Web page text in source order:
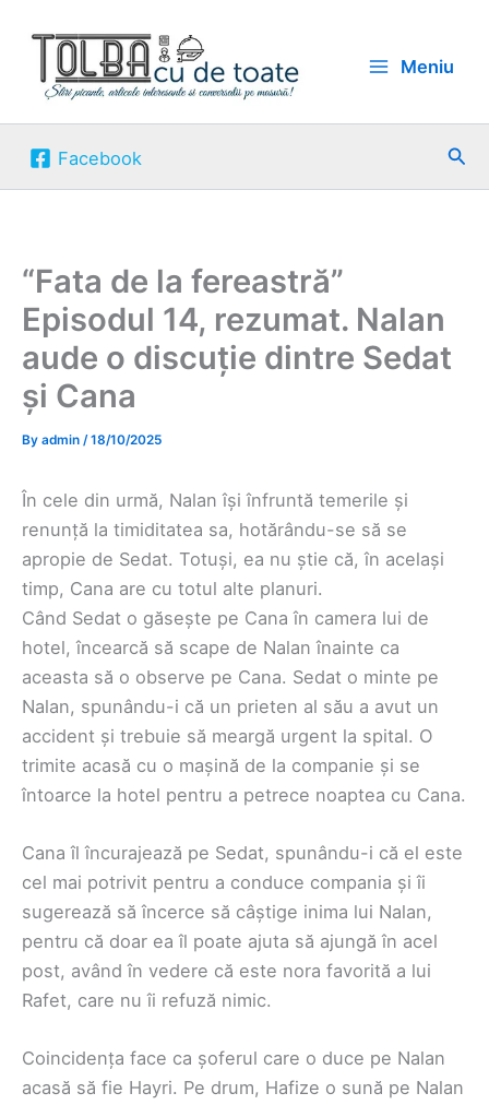
content
Meniu
Facebook
“Fata de la fereastră”
Episodul 14, rezumat. Nalan
aude o discuție dintre Sedat
și Cana
By admin /18/10/2025
În cele din urmă, Nalan își înfruntă temerile și
renunță la timiditatea sa, hotărându-se să se
apropie de Sedat. Totuși, ea nu știe că, în același
timp, Cana are cu totul alte planuri.
Când Sedat o găsește pe Cana în camera lui de
hotel, încearcă să scape de Nalan înainte ca
aceasta să o observe pe Cana. Sedat o minte pe
Nalan, spunându-i că un prieten al său a avut un
accident și trebuie să meargă urgent la spital. O
trimite acasă cu o mașină de la companie și se
întoarce la hotel pentru a petrece noaptea cu Cana.
Cana îl încurajează pe Sedat, spunându-i că el este
cel mai potrivit pentru a conduce compania și îi
sugerează să încerce să câștige inima lui Nalan,
pentru că doar ea îl poate ajuta să ajungă în acel
post, având în vedere că este nora favorită a lui
Rafet, care nu îi refuză nimic.
Coincidența face ca șoferul care o duce pe Nalan
acasă să fie Hayri. Pe drum, Hafize o sună pe Nalan